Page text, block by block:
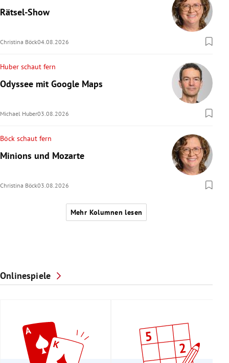
Rätsel-Show
Christina Böck04.08.2026
Huber schaut fern
Odyssee mit Google Maps
Michael Huber03.08.2026
Böck schaut fern
Minions und Mozarte
Christina Böck03.08.2026
Mehr Kolumnen lesen
Onlinespiele